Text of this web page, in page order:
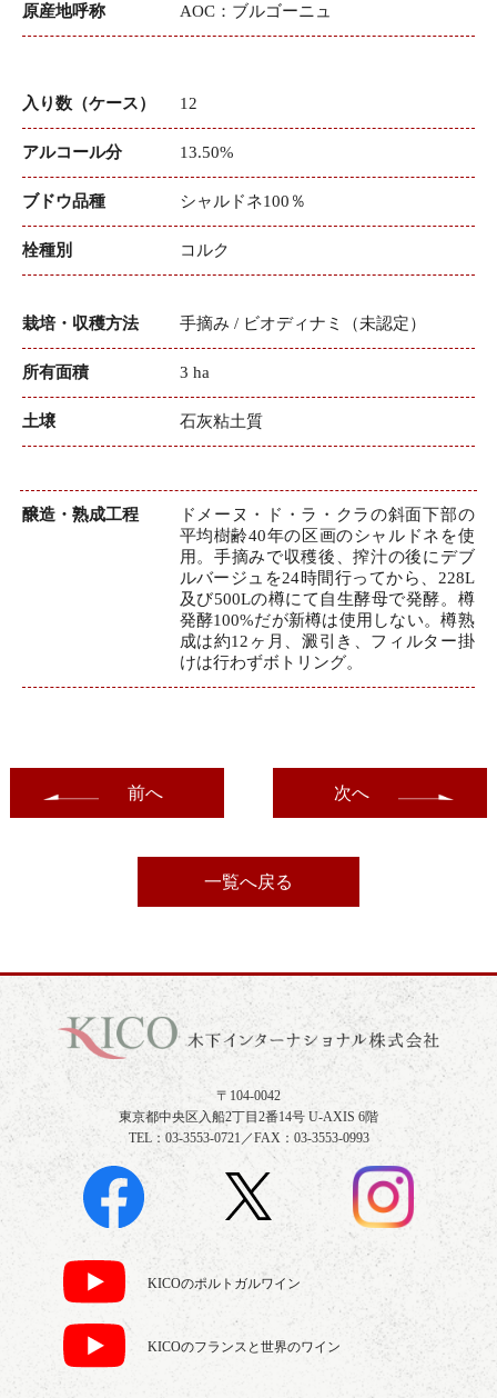
原産地呼称 AOC：ブルゴーニュ
入り数（ケース） 12
アルコール分 13.50%
ブドウ品種 シャルドネ100％
栓種別 コルク
栽培・収穫方法 手摘み / ビオディナミ（未認定）
所有面積 3 ha
土壌 石灰粘土質
醸造・熟成工程
ドメーヌ・ド・ラ・クラの斜面下部の
平均樹齢40年の区画のシャルドネを使
用。手摘みで収穫後、搾汁の後にデブ
ルバージュを24時間行ってから、228L
及び500Lの樽にて自生酵母で発酵。樽
発酵100%だが新樽は使用しない。樽熟
成は約12ヶ月、澱引き、フィルター掛
けは行わずボトリング。
前へ
一覧へ戻る
次へ
〒104-0042
東京都中央区入船2丁目2番14号 U-AXIS 6階
TEL：03-3553-0721／FAX：03-3553-0993
KICOのポルトガルワイン
KICOのフランスと世界のワイン